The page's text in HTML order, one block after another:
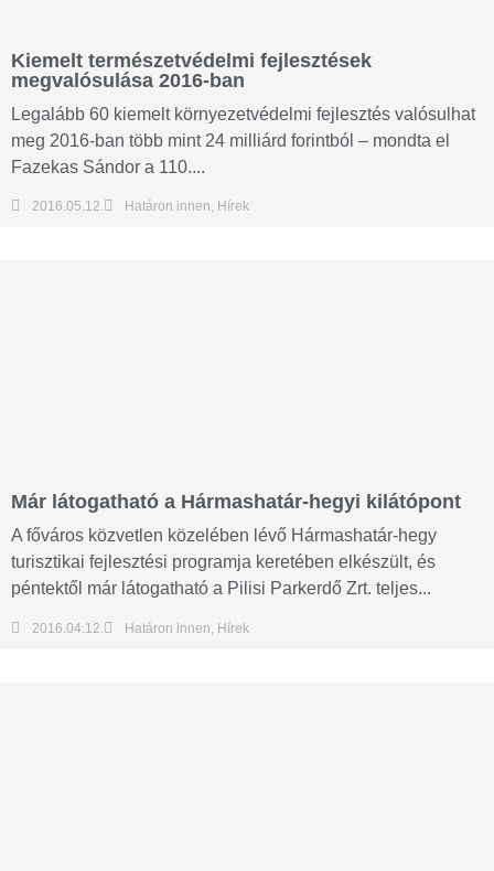
Kiemelt természetvédelmi fejlesztések
megvalósulása 2016-ban
Legalább 60 kiemelt környezetvédelmi fejlesztés valósulhat
meg 2016-ban több mint 24 milliárd forintból – mondta el
Fazekas Sándor a 110....
2016.05.12. Határon innen, Hírek
Már látogatható a Hármashatár-hegyi kilátópont
A főváros közvetlen közelében lévő Hármashatár-hegy
turisztikai fejlesztési programja keretében elkészült, és
péntektől már látogatható a Pilisi Parkerdő Zrt. teljes...
2016.04.12. Határon innen Hírek